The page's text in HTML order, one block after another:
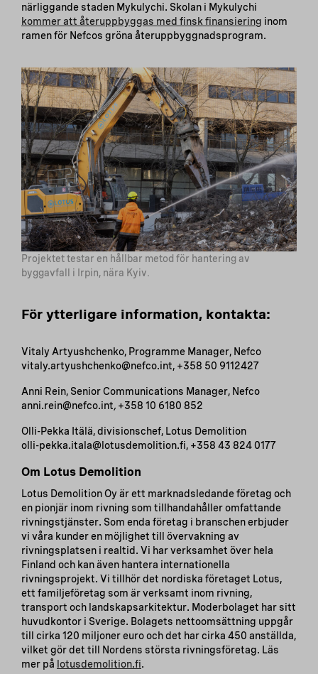
närliggande staden Mykulychi. Skolan i Mykulychi
kommer att återuppbyggas med finsk finansiering inom
ramen för Nefcos gröna återuppbyggnadsprogram.
Projektet testar en hållbar metod för hantering av
byggavfall i Irpin, nära Kyiv.
För ytterligare information, kontakta:
Vitaly Artyushchenko, Programme Manager, Nefco
vitaly.artyushchenko@nefco.int, +358 50 9112427
Anni Rein, Senior Communications Manager, Nefco
anni.rein@nefco.int, +358 10 6180 852
Olli-Pekka Itälä, divisionschef, Lotus Demolition
olli-pekka.itala@lotusdemolition.fi, +358 43 824 0177
Om Lotus Demolition
Lotus Demolition Oy är ett marknadsledande företag och
en pionjär inom rivning som tillhandahåller omfattande
rivningstjänster. Som enda företag i branschen erbjuder
vi våra kunder en möjlighet till övervakning av
rivningsplatsen i realtid. Vi har verksamhet över hela
Finland och kan även hantera internationella
rivningsprojekt. Vi tillhör det nordiska företaget Lotus,
ett familjeföretag som är verksamt inom rivning,
transport och landskapsarkitektur. Moderbolaget har sitt
huvudkontor i Sverige. Bolagets nettoomsättning uppgår
till cirka 120 miljoner euro och det har cirka 450 anställda,
vilket gör det till Nordens största rivningsföretag. Läs
mer på lotusdemolition.fi.